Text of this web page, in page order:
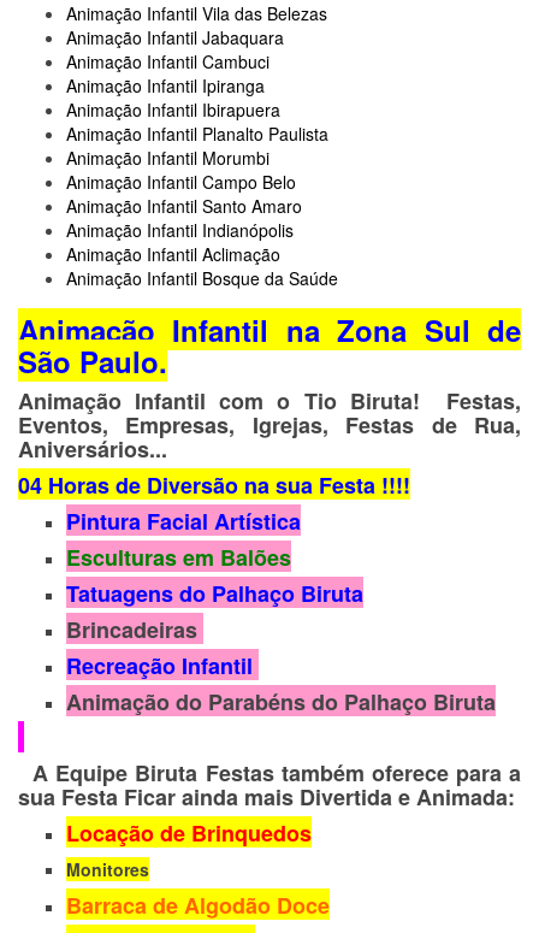
Animação Infantil Vila das Belezas
Animação Infantil Jabaquara
Animação Infantil Cambuci
Animação Infantil Ipiranga
Animação Infantil Ibirapuera
Animação Infantil Planalto Paulista
Animação Infantil Morumbi
Animação Infantil Campo Belo
Animação Infantil Santo Amaro
Animação Infantil Indianópolis
Animação Infantil Aclimação
Animação Infantil Bosque da Saúde
Animação Infantil na Zona Sul de
São Paulo.
Animação Infantil com o Tio Biruta! Festas,
Eventos, Empresas, Igrejas, Festas de Rua,
Aniversários...
04 Horas de Diversão na sua Festa !!!!
Pintura Facial Artística
Esculturas em Balões
Tatuagens do Palhaço Biruta
Brincadeiras
Recreação Infantil
Animação do Parabéns do Palhaço Biruta
A Equipe Biruta Festas também oferece para a
sua Festa Ficar ainda mais Divertida e Animada:
Locação de Brinquedos
Monitores
Barraca de Algodão Doce